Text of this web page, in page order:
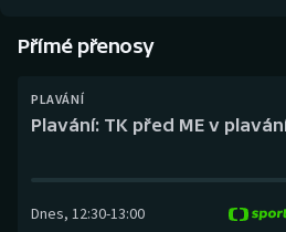
Curling
Dostihy
Futsal
Přímé přenosy
PLAVÁNÍ
Plavání: TK před ME v
Dnes, 12:30-13:00